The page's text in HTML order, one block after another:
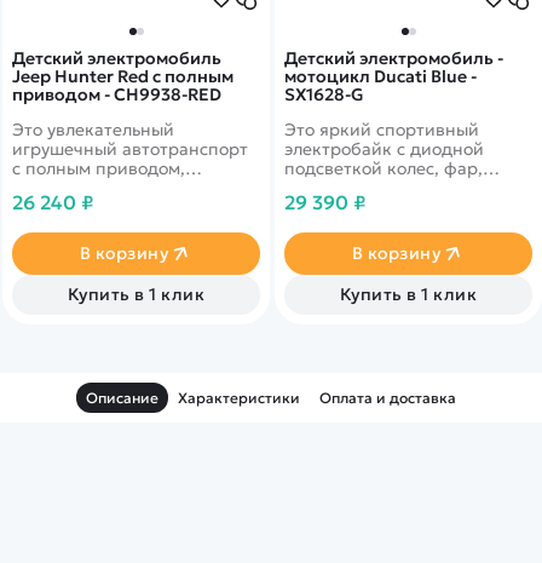
Детский электромобиль
Jeep Hunter Red с полным
приводом - CH9938-RED
Это увлекательный
игрушечный автотранспорт
с полным приводом,
в возрасте от 2 до 6 лет. В
плеер с радио, который
подарит малышу
уникальную возможность
слушать любимую музыку
26 240 ₽
В корзину
Купить в 1 клик
Детский электромобиль -
мотоцикл Ducati Blue -
SX1628-G
Это яркий спортивный
электробайк с диодной
подсветкой колес, фар,
огней, несомненно,
детей, так и взрослых.
29 390 ₽
В корзину
Купить в 1 клик
Описание Характеристики Оплата и доставка